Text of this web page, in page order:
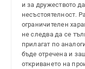
и за дружеството
несъстоятелност.
ограничителен
не следва да се
прилагат по
бъде отречена и
откриването на